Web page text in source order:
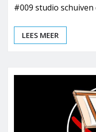
#009 studio
LEES MEER